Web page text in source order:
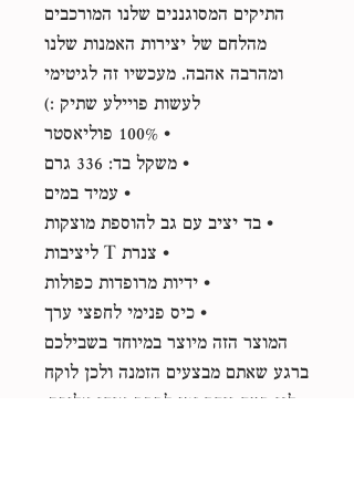
התיקים המסוגננים שלנו המורכבים
מהלחם של יצירות האמנות שלנו
ומהרבה אהבה. מעכשיו זה לגיטימי
לעשות פויילע שתיק :)
• 100% פוליאסטר
• משקל בד: 336 גרם
• עמיד במים
• בד יציב עם גב להוספת מוצקות
• צנרת T ליציבות
• ידיות מרופדות כפולות
• כיס פנימי לחפצי ערך
המוצר הזה מיוצר במיוחד בשבילכם
ברגע שאתם מבצעים הזמנה ולכן לוקח
לנו קצת יותר זמן לספק אותו אליכם.